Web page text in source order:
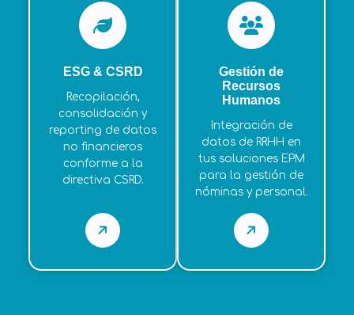
ESG & CSRD
Recopilación,
consolidación y
reporting de datos
no financieros
conforme a la
directiva CSRD.
Gestión de
Recursos
Humanos
Integración de
datos de RRHH en
tus soluciones EPM
para la gestión de
nóminas y personal.